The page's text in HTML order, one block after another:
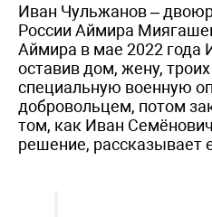
Иван Чульжанов –
России Аймира
Аймира в мае 2022 года
оставив дом, жену,
специальную военную
добровольцем, потом
том, как Иван
решение, рассказывает